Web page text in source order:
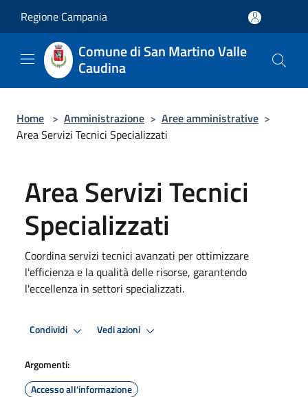
Regione Campania
Comune di San Martino Valle
Caudina
Home > Amministrazione > Aree amministrative >
Area Servizi Tecnici Specializzati
Area Servizi Tecnici
Specializzati
Coordina servizi tecnici avanzati per ottimizzare
l'efficienza e la qualità delle risorse, garantendo
l'eccellenza in settori specializzati.
Condividi Vedi azioni
Argomenti:
Accesso all'informazione